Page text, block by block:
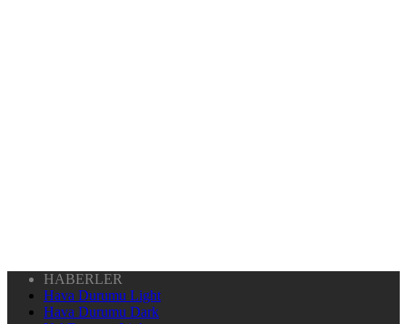
HABERLER
Hava Durumu Light
Hava Durumu Dark